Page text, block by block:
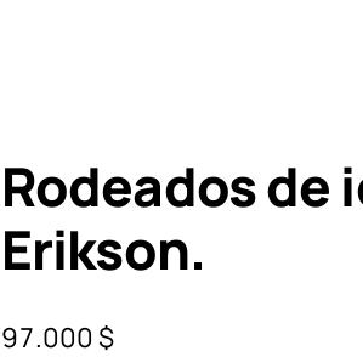
Rodeados de
Erikson.
97.000 $